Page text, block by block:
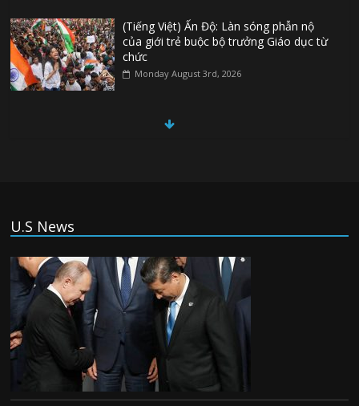
(Tiếng Việt) Ấn Độ: Làn sóng phẫn nộ
của giới trẻ buộc bộ trưởng Giáo dục từ
chức
Monday August 3rd, 2026
(Tiếng Việt) Đức: Thủ phạm vụ khủng bố
(Tiếng Việt) Tân thủ tướng Anh tiếp tổng
thống Ukraina, thảo luận về thỏa thuận
drone
Monday August 3rd, 2026
U.S News